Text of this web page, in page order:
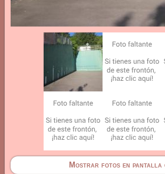
Mostrar fotos en pantalla